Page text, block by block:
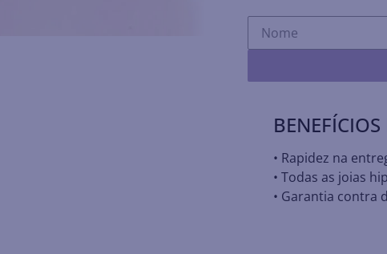
• Rapidez na
• Todas as joias
• Garantia contra